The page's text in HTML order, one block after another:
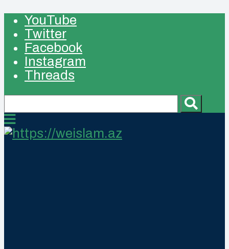
YouTube
Twitter
Facebook
Instagram
Threads